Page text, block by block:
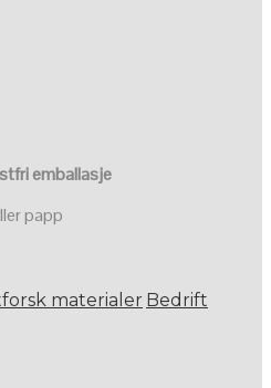
emballasje
papp
materialer Bedrift